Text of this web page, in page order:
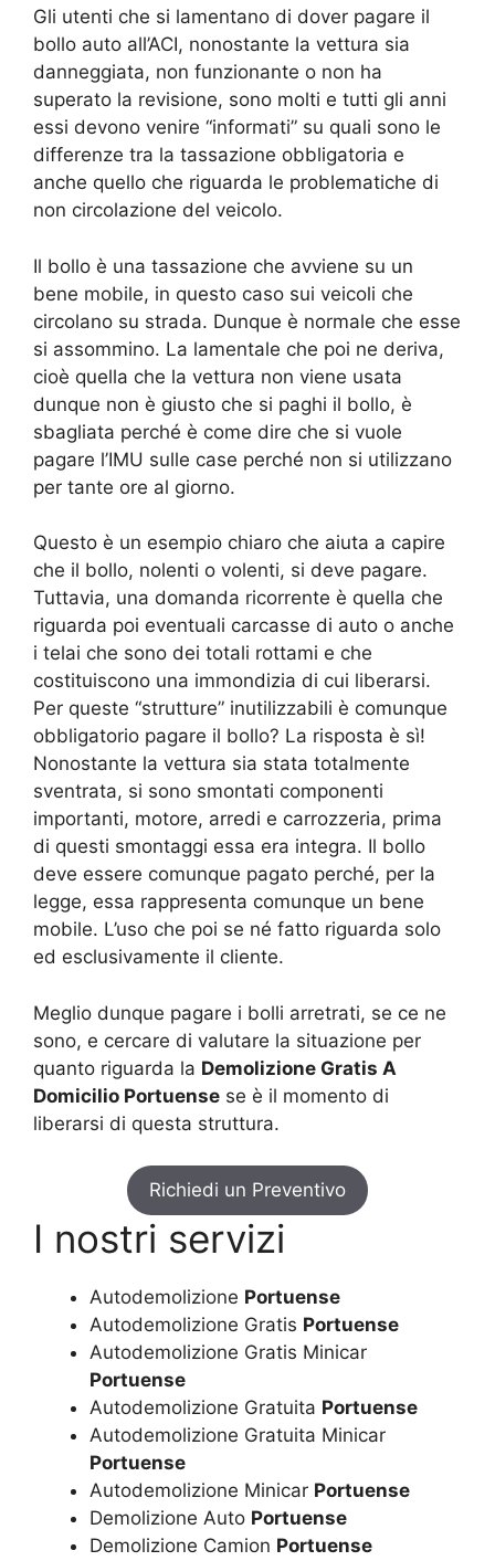
Gli utenti che si lamentano di dover pagare il
bollo auto all’ACI, nonostante la vettura sia
danneggiata, non funzionante o non ha
superato la revisione, sono molti e tutti gli anni
essi devono venire “informati” su quali sono le
differenze tra la tassazione obbligatoria e
anche quello che riguarda le problematiche di
non circolazione del veicolo.
Il bollo è una tassazione che avviene su un
bene mobile, in questo caso sui veicoli che
circolano su strada. Dunque è normale che esse
si assommino. La lamentale che poi ne deriva,
cioè quella che la vettura non viene usata
dunque non è giusto che si paghi il bollo, è
sbagliata perché è come dire che si vuole
pagare l’IMU sulle case perché non si utilizzano
per tante ore al giorno.
Questo è un esempio chiaro che aiuta a capire
che il bollo, nolenti o volenti, si deve pagare.
Tuttavia, una domanda ricorrente è quella che
riguarda poi eventuali carcasse di auto o anche
i telai che sono dei totali rottami e che
costituiscono una immondizia di cui liberarsi.
Per queste “strutture” inutilizzabili è comunque
obbligatorio pagare il bollo? La risposta è sì!
Nonostante la vettura sia stata totalmente
sventrata, si sono smontati componenti
importanti, motore, arredi e carrozzeria, prima
di questi smontaggi essa era integra. Il bollo
deve essere comunque pagato perché, per la
legge, essa rappresenta comunque un bene
mobile. L’uso che poi se né fatto riguarda solo
ed esclusivamente il cliente.
Meglio dunque pagare i bolli arretrati, se ce ne
sono, e cercare di valutare la situazione per
quanto riguarda la Demolizione Gratis A
Domicilio Portuense se è il momento di
liberarsi di questa struttura.
Richiedi un Preventivo
I nostri servizi
Autodemolizione Portuense
Autodemolizione Gratis Portuense
Autodemolizione Gratis Minicar
Portuense
Autodemolizione Gratuita Portuense
Autodemolizione Gratuita Minicar
Portuense
Autodemolizione Minicar Portuense
Demolizione Auto Portuense
Demolizione Camion Portuense